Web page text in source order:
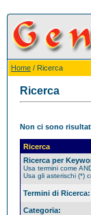
Home / Ricerca
Ricerca
Non ci sono
Ricerca
Ricerca per
Usa termini come
Usa gli asterischi (*)
Termini di Ricerca:
Categoria: